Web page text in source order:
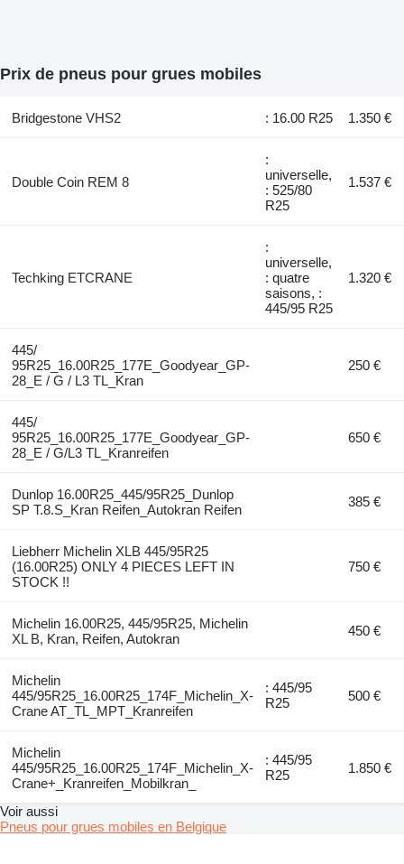
Prix de pneus pour grues mobiles
Bridgestone VHS2 : 16.00 R25 1.350 €
Double Coin REM 8
:
universelle,
: 525/80
R25
1.537 €
Techking ETCRANE
:
universelle,
: quatre
saisons, :
445/95 R25
1.320 €
445/
95R25_16.00R25_177E_Goodyear_GP-
28_E / G / L3 TL_Kran
250 €
445/
95R25_16.00R25_177E_Goodyear_GP-
28_E / G/L3 TL_Kranreifen
650 €
Dunlop 16.00R25_445/95R25_Dunlop
SP T.8.S_Kran Reifen_Autokran Reifen
385 €
Liebherr Michelin XLB 445/95R25
(16.00R25) ONLY 4 PIECES LEFT IN
STOCK !!
750 €
Michelin 16.00R25, 445/95R25, Michelin
XL B, Kran, Reifen, Autokran
450 €
Michelin
445/95R25_16.00R25_174F_Michelin_X-
Crane AT_TL_MPT_Kranreifen
: 445/95
R25
500 €
Michelin
445/95R25_16.00R25_174F_Michelin_X-
Crane+_Kranreifen_Mobilkran_
: 445/95
R25
1.850 €
Voir aussi
Pneus pour grues mobiles en Belgique